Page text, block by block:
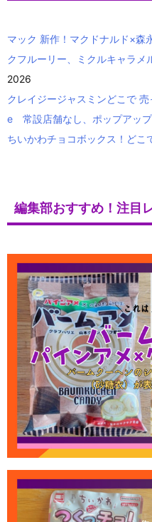
マック 新作！マクドナルド×森
クフルーリー、ミクルキャラメ
2026
クレイジージャスミンどこで
e 常設店舗なし、ポップアッ
ちいかわチョコボックス！どこ
編集部おすすめ！注目